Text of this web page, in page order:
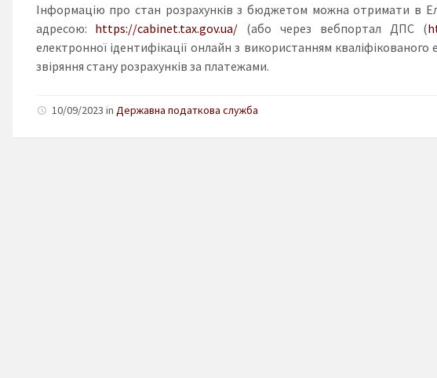
Інформацію про стан розрахунків з бюджетом можна отримати в
адресою: https://cabinet.tax.gov.ua/ (або через вебпортал ДПС (
електронної ідентифікації онлайн з використанням
звіряння стану розрахунків за платежами.
10/09/2023 in Державна податкова служба